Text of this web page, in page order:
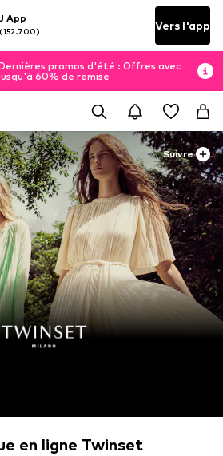
App
(152.700) Vers l'app
promos d'été : Offres avec
60% de remise
Suivre
en ligne Twinset